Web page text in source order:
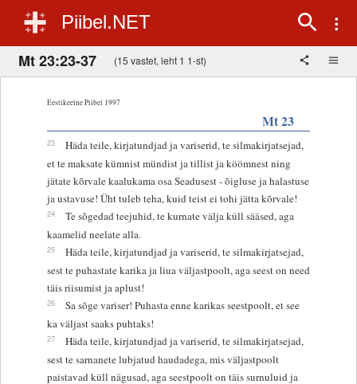
Piibel.NET
Mt 23:23-37 (15 vastet, leht 1 1-st)
Eestikeelne Piibel 1997
Mt 23
23
Häda teile, kirjatundjad ja variserid, te silmakirjatsejad,
et te maksate kümnist mündist ja tillist ja köömnest ning
jätate kõrvale kaalukama osa Seadusest - õigluse ja halastuse
ja ustavuse! Üht tuleb teha, kuid teist ei tohi jätta kõrvale!
24
Te sõgedad teejuhid, te kurnate välja küll sääsed, aga
kaamelid neelate alla.
25
Häda teile, kirjatundjad ja variserid, te silmakirjatsejad,
sest te puhastate karika ja liua väljastpoolt, aga seest on need
täis riisumist ja aplust!
26
Sa sõge variser! Puhasta enne karikas seestpoolt, et see
ka väljast saaks puhtaks!
27
Häda teile, kirjatundjad ja variserid, te silmakirjatsejad,
sest te sarnanete lubjatud haudadega, mis väljastpoolt
paistavad küll nägusad, aga seestpoolt on täis surnuluid ja